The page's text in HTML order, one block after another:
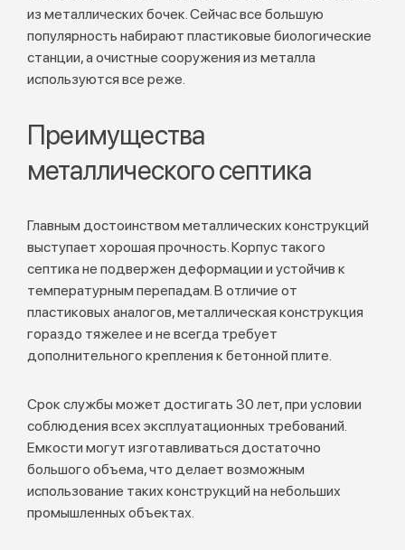
из металлических бочек. Сейчас все большую
популярность набирают пластиковые биологические
станции, а очистные сооружения из металла
используются все реже.
Преимущества
металлического септика
Главным достоинством металлических конструкций
выступает хорошая прочность. Корпус такого
септика не подвержен деформации и устойчив к
температурным перепадам. В отличие от
пластиковых аналогов, металлическая конструкция
гораздо тяжелее и не всегда требует
дополнительного крепления к бетонной плите.
Срок службы может достигать 30 лет, при условии
соблюдения всех эксплуатационных требований.
Емкости могут изготавливаться достаточно
большого объема, что делает возможным
использование таких конструкций на небольших
промышленных объектах.